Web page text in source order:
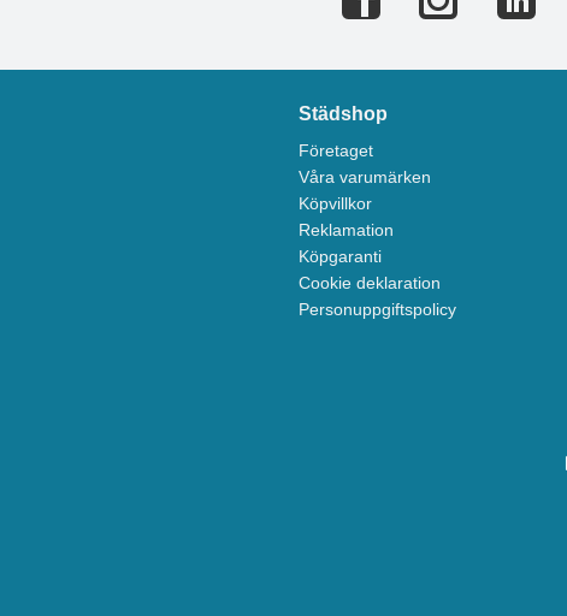
Städshop
Företaget
Våra varumärken
Köpvillkor
Reklamation
Köpgaranti
Cookie deklaration
Personuppgiftspolicy